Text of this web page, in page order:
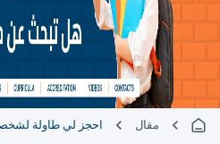
مقال احجز لي طاولة